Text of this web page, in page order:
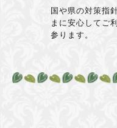
国や県の対策指
まに安心してご
参ります。